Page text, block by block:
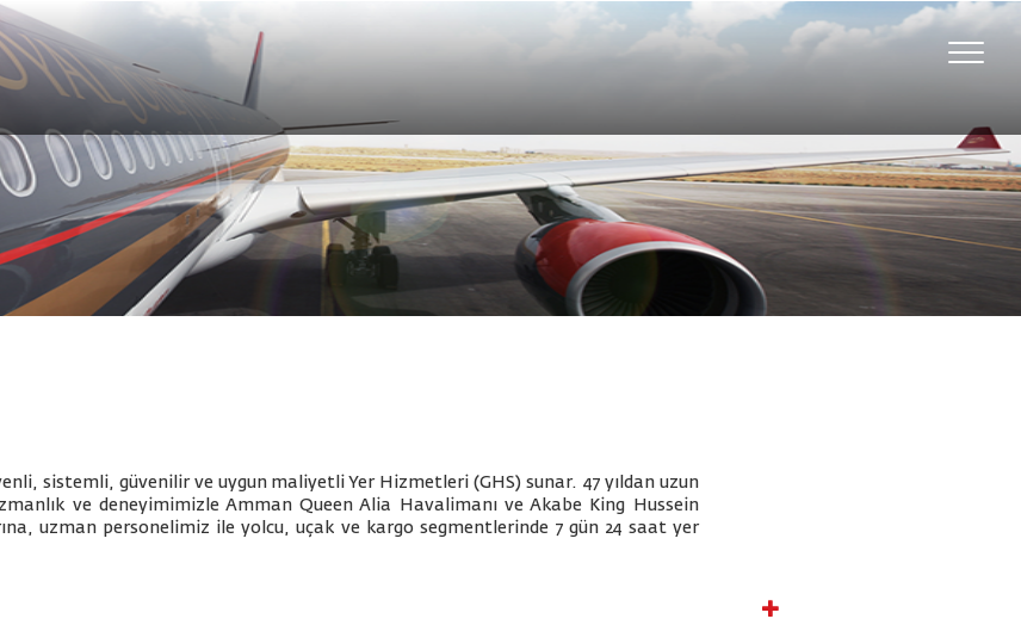
Toggle
sistemli, güvenilir ve uygun maliyetli Yer Hizmetleri (GHS) sunar. 47 yıldan uzun
ve deneyimimizle Amman Queen Alia Havalimanı ve Akabe King Hussein
uzman personelimiz ile yolcu, uçak ve kargo segmentlerinde 7 gün 24 saat yer